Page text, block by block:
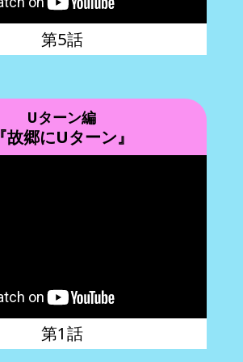
第5話
Uターン編
『故郷にUターン』
第1話